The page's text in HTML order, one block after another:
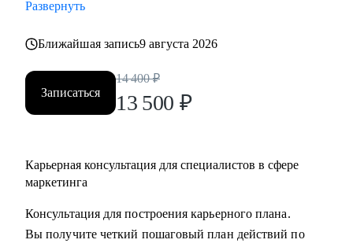
• Проведу аудит резюме и тестового задания, помогу
сопроводительное письмо, чтобы приглашали в компании
• Проведу репетицию собеседования, помогу
• Построить эффективную команду маркетинга,
оптимизировать процессы внутри отдела маркетинга и
собственниками.
Развернуть
Ближайшая запись9 августа 2026
Записаться
14 400 ₽
13 500 ₽
Карьерная консультация для специалистов в сфере
маркетинга
Консультация для построения карьерного плана.
Вы получите четкий пошаговый план действий по